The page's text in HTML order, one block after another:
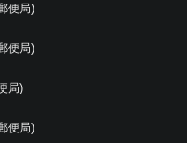
便局)
便局)
局)
便局)